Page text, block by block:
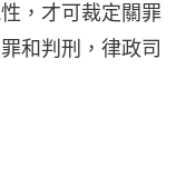
，才可裁定關罪
和判刑，律政司